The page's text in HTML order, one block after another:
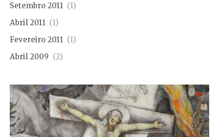
Setembro 2011 (1)
Abril 2011 (1)
Fevereiro 2011 (1)
Abril 2009 (2)